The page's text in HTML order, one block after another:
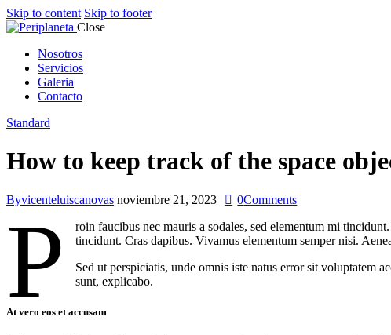
Skip to content Skip to footer
Close
Nosotros
Servicios
Galeria
Contacto
Standard
How to keep track of the space
Byvicenteluiscanovas noviembre 21, 2023 0Comments
P
roin faucibus nec mauris a sodales, sed elementum mi
tincidunt. Cras dapibus. Vivamus elementum semper nisi.
Sed ut perspiciatis, unde omnis iste natus error sit voluptatem
sunt, explicabo.
At vero eos et accusam